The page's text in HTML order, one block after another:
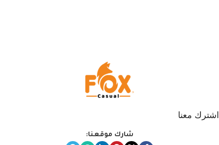
اشترك معنا
شارك موقعنا: